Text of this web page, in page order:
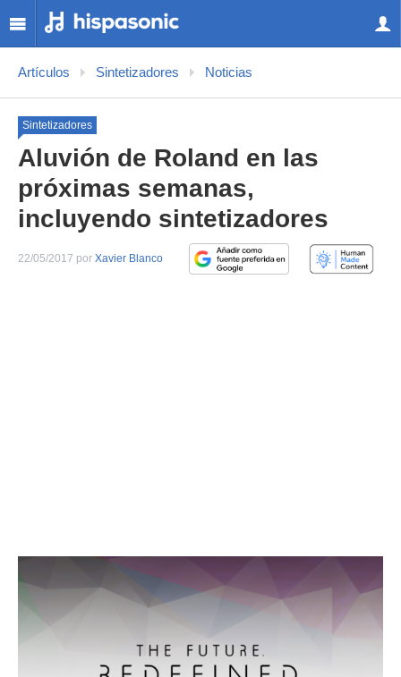
Artículos Sintetizadores Noticias
Sintetizadores
Aluvión de Roland en las
próximas semanas,
incluyendo sintetizadores
22/05/2017 por Xavier Blanco